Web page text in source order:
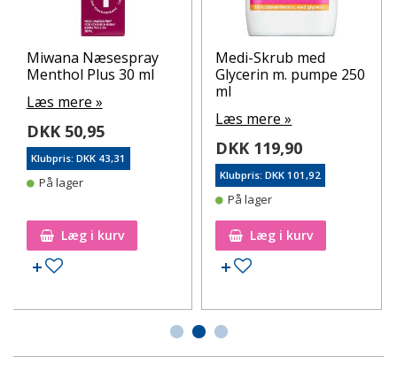
Miwana Næsespray
Menthol Plus 30 ml
Læs mere »
DKK 50,95
Klubpris: DKK 43,31
På lager
Læg i kurv
Tilføj til ønskeseddel
Medi-Skrub med
Glycerin m. pumpe 250
ml
Læs mere »
DKK 119,90
Klubpris: DKK 101,92
På lager
Læg i kurv
Tilføj til ønskeseddel